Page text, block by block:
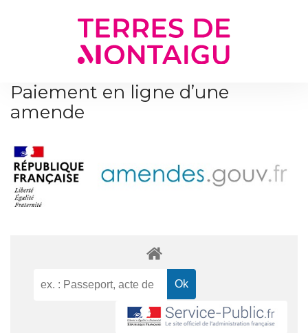
Paiement en ligne d’une
amende